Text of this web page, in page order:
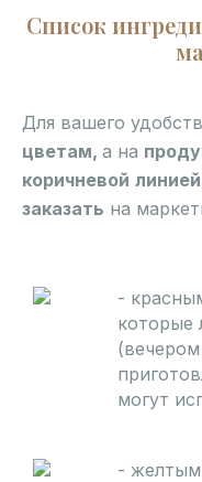
Список
Для вашего
цветам, а на
коричневой линией
заказать на
-
которые
могут
-